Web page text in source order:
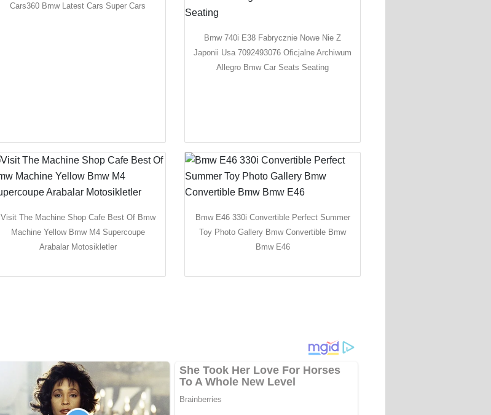
Cars360 Bmw Latest Cars Super Cars
Bmw 740i E38 Fabrycznie Nowe Nie Z
Japonii Usa 7092493076 Oficjalne Archiwum
Allegro Bmw Car Seats Seating
Visit The Machine Shop Cafe Best Of Bmw
Machine Yellow Bmw M4 Supercoupe
Arabalar Motosikletler
Bmw E46 330i Convertible Perfect Summer
Toy Photo Gallery Bmw Convertible Bmw
Bmw E46